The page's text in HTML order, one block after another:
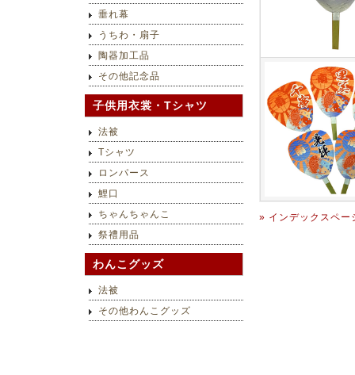
» インデックスペー
垂れ幕
うちわ・扇子
陶器加工品
その他記念品
子供用衣裳・Tシャツ
法被
Tシャツ
ロンパース
鯉口
ちゃんちゃんこ
祭禮用品
わんこグッズ
法被
その他わんこグッズ